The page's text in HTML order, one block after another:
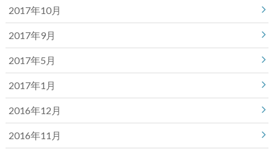
2017年10月
2017年9月
2017年5月
2017年1月
2016年12月
2016年11月